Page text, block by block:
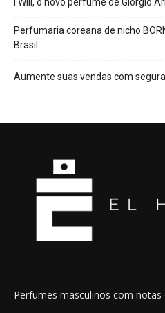
I Will, o novo perfume de Giorgio
Perfumaria coreana de nicho
Brasil
Aumente suas vendas com
Perfumes masculinos com notas